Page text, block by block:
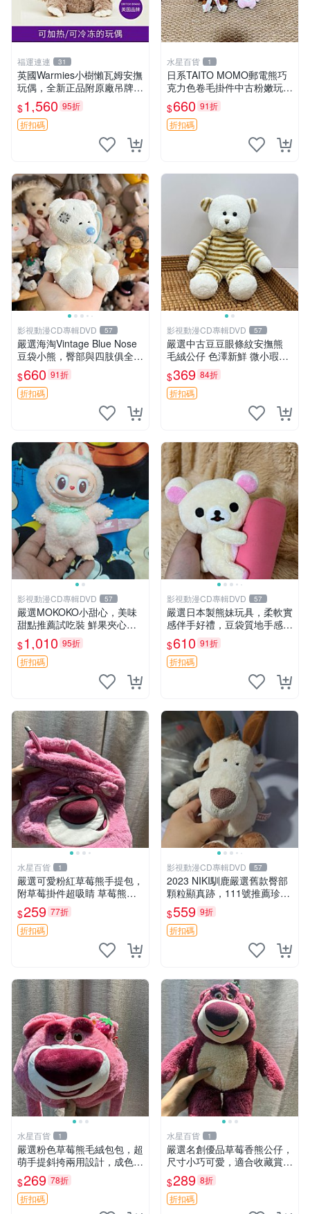
福運連連 31
英國Warmies小樹懶瓦姆安撫
玩偶，全新正品附原廠吊牌與
防塵袋，內藏薰衣草可加熱，
適合各個年齡層，冷暖兩用享
受抱抱樂趣，不容錯過嚴選好
$1,560 95折
折扣碼
水星百貨 1
日系TAITO MOMO郵電熊巧
克力色卷毛掛件中古粉嫩玩偶
微瑕推薦 postpet momo 郵
電熊 中古玩偶
$660 91折
折扣碼
影視動漫CD專輯DVD 57
嚴選海淘Vintage Blue Nose
豆袋小熊，臀部與四肢俱全，
坐高11公分，附原盒與吊牌
收藏。藍鼻子小熊，值得擁有
玩具 憶熊
$660 91折
折扣碼
影視動漫CD專輯DVD 57
嚴選中古豆豆眼條紋安撫熊
毛絨公仔 色澤新鮮 微小瑕疵
可收藏 中古 安撫熊 條紋公仔
$369 84折
折扣碼
影視動漫CD專輯DVD 57
嚴選MOKOKO小甜心，美味
甜點推薦試吃裝 鮮果夾心糖
果，甜蜜滋味享不停 薄荷草
莓 奶油心 60粒 mini小甜心糖
果，水果味夾心零食裝 心形
$1,010 95折
折扣碼
影視動漫CD專輯DVD 57
嚴選日本製熊妹玩具，柔軟實
感伴手好禮，豆袋質地手感
佳，抱枕小熊 recom 推薦 白
色豆袋 玩具
$610 91折
折扣碼
水星百貨 1
嚴選可愛粉紅草莓熊手提包，
附草莓掛件超吸睛 草莓熊手
提包 草莓掛件 可愛portunes
e
$259 77折
折扣碼
影視動漫CD專輯DVD 57
2023 NIKI馴鹿嚴選舊款臀部
顆粒顯真跡，111號推薦珍藏
品 馴鹿 舊款 尾巴顆粒
$559 9折
折扣碼
水星百貨 1
嚴選粉色草莓熊毛絨包包，超
萌手提斜挎兩用設計，成色上
佳容量大 粉紅草莓 毛絨包 超
大容量
$269 78折
折扣碼
水星百貨 1
嚴選名創優品草莓香熊公仔，
尺寸小巧可愛，適合收藏賞玩
30cm 玩具 公仔 草莓熊
$289 8折
折扣碼